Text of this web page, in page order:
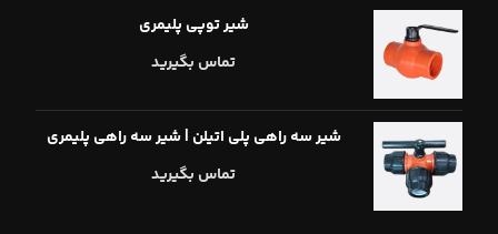
شیر توپی پلیمری
تماس بگیرید
شیر سه راهی پلی اتیلن | شیر سه راهی پلیمری
تماس بگیرید